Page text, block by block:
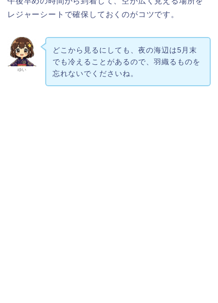
レジャーシートで確保しておくのがコツです。
ゆい
どこから見るにしても、夜の海辺は5月末
でも冷えることがあるので、羽織るものを
忘れないでくださいね。